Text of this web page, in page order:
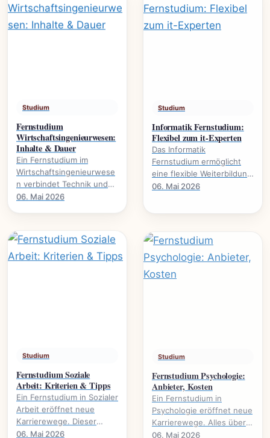
Studium
Fernstudium
Wirtschaftsingenieurwesen:
Inhalte & Dauer
Ein Fernstudium im
Wirtschaftsingenieurwese
n verbindet Technik und
Wirtschaft. Alles über
06. Mai 2026
Studium
Informatik Fernstudium:
Flexibel zum it-Experten
Das Informatik
Fernstudium ermöglicht
eine flexible Weiterbildung
zum IT-Experten., welche
06. Mai 2026
Studium
Fernstudium Soziale
Arbeit: Kriterien & Tipps
Ein Fernstudium in Sozialer
Arbeit eröffnet neue
Karrierewege. Dieser
Leitfaden beleuchtet
06. Mai 2026
Studium
Fernstudium Psychologie:
Anbieter, Kosten
Ein Fernstudium in
Psychologie eröffnet neue
Karrierewege. Alles über
Anbieter, Kosten,
06. Mai 2026